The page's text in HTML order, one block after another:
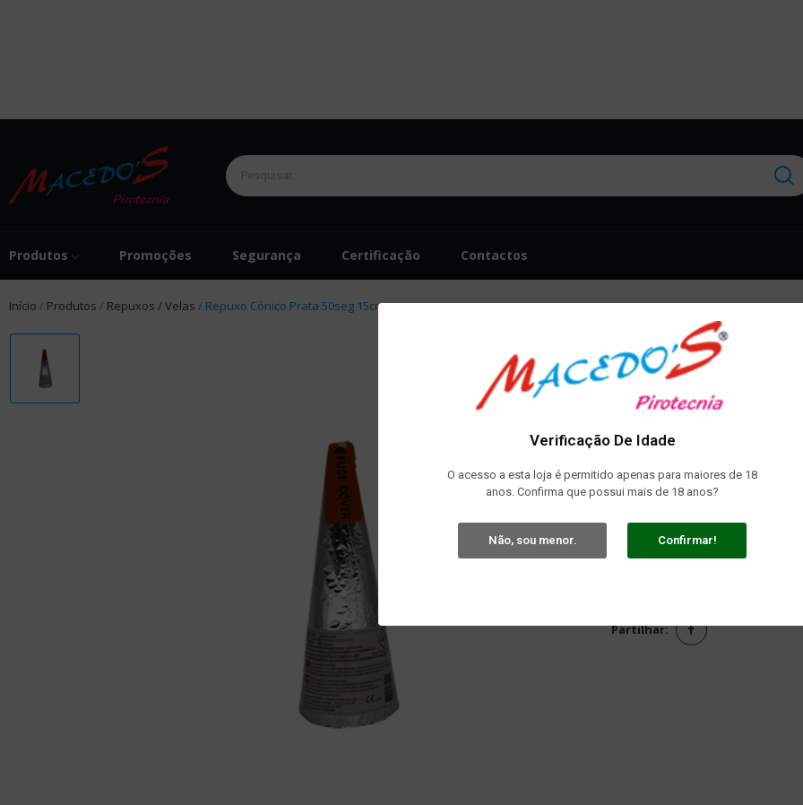
Verificação De Idade
O acesso a esta loja é permitido apenas para maiores de 18
anos. Confirma que possui mais de 18 anos?
Não, sou menor. Confirmar!
Produtos Promoções Segurança Certificação Contactos
Início Produtos Repuxos / Velas Repuxo Cónico Prata 50seg 15cm
Repuxo Cónico
21,60 €
Com IVA
Repuxos Cónicos Prata 50Seg 15Cm
Partilhar: